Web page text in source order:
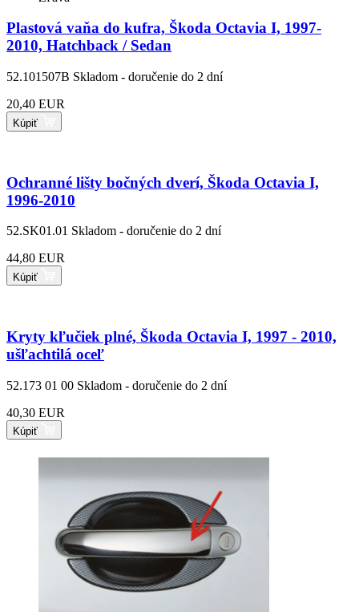
Plastová vaňa do kufra, Škoda Octavia I, 1997-
2010, Hatchback / Sedan
52.101507B Skladom - doručenie do 2 dní
20,40 EUR
Kúpiť
Ochranné lišty bočných dverí, Škoda Octavia I,
1996-2010
52.SK01.01 Skladom - doručenie do 2 dní
44,80 EUR
Kúpiť
Kryty kľučiek plné, Škoda Octavia I, 1997 - 2010,
ušľachtilá oceľ
52.173 01 00 Skladom - doručenie do 2 dní
40,30 EUR
Kúpiť